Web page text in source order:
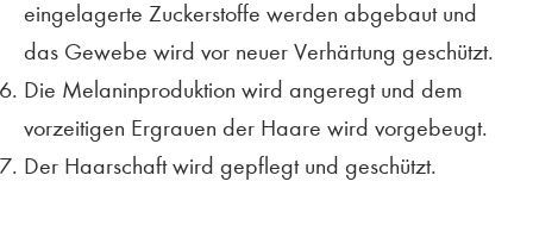
eingelagerte Zuckerstoffe werden abgebaut und
das Gewebe wird vor neuer Verhärtung geschützt.
Die Melaninproduktion wird angeregt und dem
vorzeitigen Ergrauen der Haare wird vorgebeugt.
Der Haarschaft wird gepflegt und geschützt.